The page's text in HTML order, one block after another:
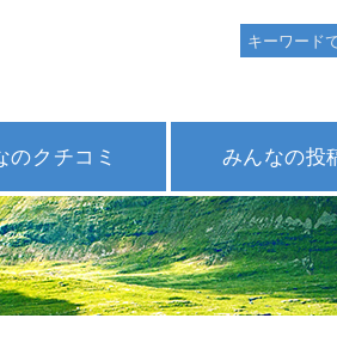
のクチコミ みんなの投